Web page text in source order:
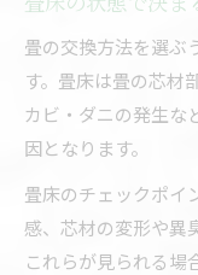
畳の交換方法を選ぶ
す。畳床は畳の芯材
カビ・ダニの発生な
因となります。
畳床のチェックポイ
感、芯材の変形や異
これらが見られる場